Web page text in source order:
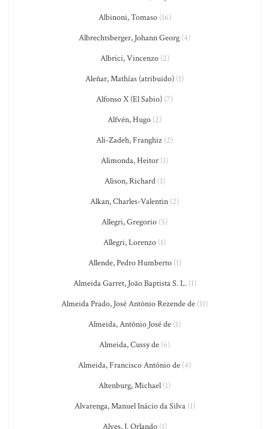
Albinoni, Tomaso(16)
Albrechtsberger, Johann Georg (4)
Albrici, Vincenzo(2)
Aleñar, Mathías (atribuido) (1)
Alfonso X (El Sabio) (7)
Alfvén, Hugo (2)
Ali-Zadeh, Franghiz (2)
Alimonda, Heitor (1)
Alison, Richard(1)
Alkan, Charles-Valentin (2)
Allegri, Gregorio (5)
Allegri, Lorenzo (1)
Allende, Pedro Humberto(1)
Almeida Garret, João Baptista S. L.(1)
Almeida Prado, José Antônio Rezende de (11)
Almeida, Antônio José de (1)
Almeida, Cussy de (6)
Almeida, Francisco António de (4)
Altenburg, Michael (1)
Alvarenga, Manuel Inácio da Silva(1)
Alves, J. Orlando(1)